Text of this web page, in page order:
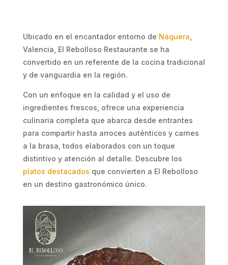
Ubicado en el encantador entorno de Náquera
Valencia, El Rebolloso Restaurante se ha
convertido en un referente de la cocina tradicional
y de vanguardia en la región.
Con un enfoque en la calidad y el uso de
ingredientes frescos, ofrece una experiencia
culinaria completa que abarca desde entrantes
para compartir hasta arroces auténticos y carnes
a la brasa, todos elaborados con un toque
distintivo y atención al detalle. Descubre los
platos destacados que convierten a El Rebolloso
en un destino gastronómico único.